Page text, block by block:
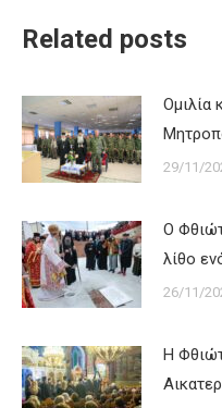
Related posts
Ομιλία
29/11/
Ο
λίθο
26/11/
Η